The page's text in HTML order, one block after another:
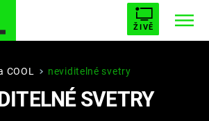
ŽIVĚ
BUFFY, PŘEMOŽITELKA UPÍRŮ
AVENGERS 5
COOL neviditelné svetry
SVETRY